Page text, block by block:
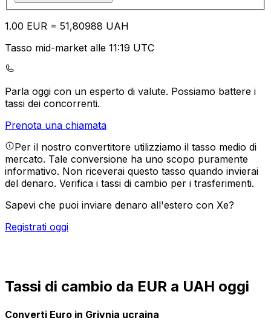
1.00 EUR = 51,80988 UAH
Tasso mid-market alle 11:19 UTC
Parla oggi con un esperto di valute. Possiamo battere i
tassi dei concorrenti.
Prenota una chiamata
Per il nostro convertitore utilizziamo il tasso medio di
mercato. Tale conversione ha uno scopo puramente
informativo. Non riceverai questo tasso quando invierai
del denaro. Verifica i tassi di cambio per i trasferimenti.
Sapevi che puoi inviare denaro all'estero con Xe?
Registrati oggi
Tassi di cambio da EUR a UAH oggi
Converti Euro in Grivnia ucraina